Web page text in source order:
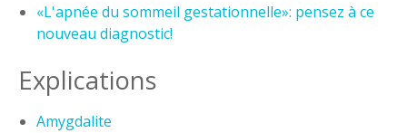
«L'apnée du sommeil gestationnelle»: pensez à ce
nouveau diagnostic!
Explications
Amygdalite